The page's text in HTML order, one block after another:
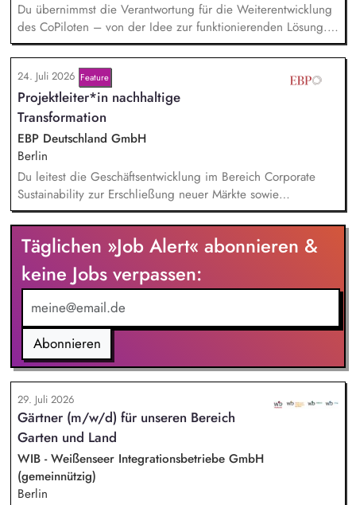
Du übernimmst die Verantwortung für die Weiterentwicklung
des CoPiloten – von der Idee zur funktionierenden Lösung.
Im Zentrum stehen die Umsetzung und Implementierung: Du
verstehst die zugrunde liegenden Prozesse, optimierst sie,
und entwickelst daraus unser Produkt weiter, zusammen mit
unseren Partnern der Branche.
24. Juli 2026 Feature
Projektleiter*in nachhaltige
Transformation
EBP Deutschland GmbH
Berlin
Du leitest die Geschäftsentwicklung im Bereich Corporate
Sustainability zur Erschließung neuer Märkte sowie
Entwicklung von Geschäftsmodellen. Dabei arbeitest du eng
mit einem bestehenden Team zusammen und entwickelst
dieses gemeinsam mit erfahrenen Projektleiter*innen weiter.
Zu Deinen Aufgaben gehören vor allem:
Strategieentwicklung: Entwurf und Umsetzung von
Wachstumsstrategie und Geschäftsmodellen, Trendanalysen:
Frühzeitige Identifikation von Branchen- und
Regulatoriktrends, Partnermanagement: Aufbau von
strategischen Partnerschaften, Kooperationen und
Netzwerken, Akquisition von Aufträgen, Neukunden und
Projekten.
Täglichen »Job Alert« abonnieren &
keine Jobs verpassen:
Abonnieren
29. Juli 2026
Gärtner (m/w/d) für unseren Bereich
Garten und Land
WIB - Weißenseer Integrationsbetriebe GmbH
(gemeinnützig)
Berlin